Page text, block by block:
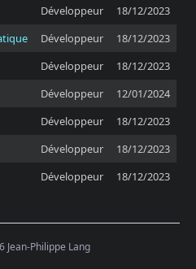
Développeur
18/12/2023
Développeur
18/12/2023
Développeur
18/12/2023
Développeur
12/01/2024
Développeur
18/12/2023
Développeur
18/12/2023
Développeur 18/12/2023
Jean-Philippe Lang